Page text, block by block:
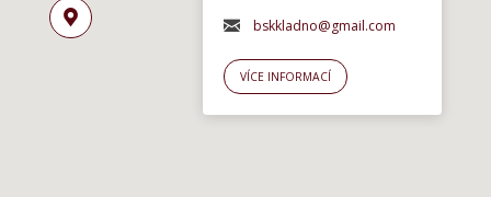
bskkladno@gmail.com
VÍCE INFORMACÍ